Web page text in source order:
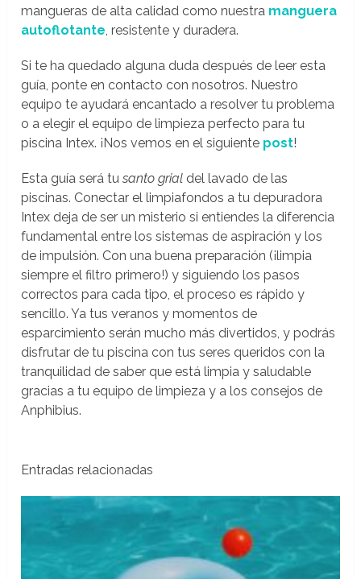
mangueras de alta calidad como nuestra manguera
autoflotante, resistente y duradera.
Si te ha quedado alguna duda después de leer esta
guía, ponte en contacto con nosotros. Nuestro
equipo te ayudará encantado a resolver tu problema
o a elegir el equipo de limpieza perfecto para tu
piscina Intex. ¡Nos vemos en el siguiente post!
Esta guía será tusanto grial del lavado de las
piscinas. Conectar el limpiafondos a tu depuradora
Intex deja de ser un misterio si entiendes la diferencia
fundamental entre los sistemas de aspiración y los
de impulsión. Con una buena preparación (¡limpia
siempre el filtro primero!) y siguiendo los pasos
correctos para cada tipo, el proceso es rápido y
sencillo. Ya tus veranos y momentos de
esparcimiento serán mucho más divertidos, y podrás
disfrutar de tu piscina con tus seres queridos con la
tranquilidad de saber que está limpia y saludable
gracias a tu equipo de limpieza y a los consejos de
Anphibius.
Entradas relacionadas